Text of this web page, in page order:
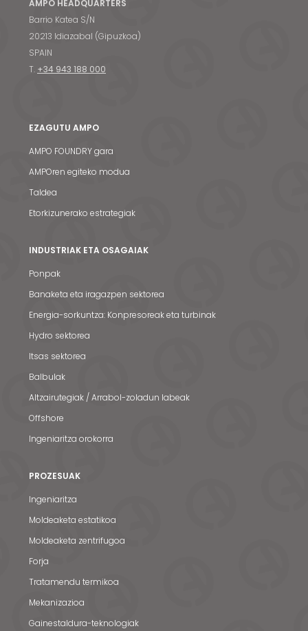
AMPO HEADQUARTERS
Barrio Katea S/N
20213 Idiazabal (Gipuzkoa)
SPAIN
T. +34 943 188 000
EZAGUTU AMPO
AMPO FOUNDRY gara
AMPOren egiteko modua
Taldea
Etorkizunerako estrategiak
INDUSTRIAK ETA OSAGAIAK
Ponpak
Banaketa eta iragazpen sektorea
Energia-sorkuntza: Konpresoreak eta turbinak
Hydro sektorea
Itsas sektorea
Balbulak
Altzairutegiak / Arrabol-zoladun labeak
Offshore
Ingeniaritza orokorra
PROZESUAK
Ingeniaritza
Moldeaketa estatikoa
Moldeaketa zentrifugoa
Forja
Tratamendu termikoa
Mekanizazioa
Gainestaldura-teknologiak